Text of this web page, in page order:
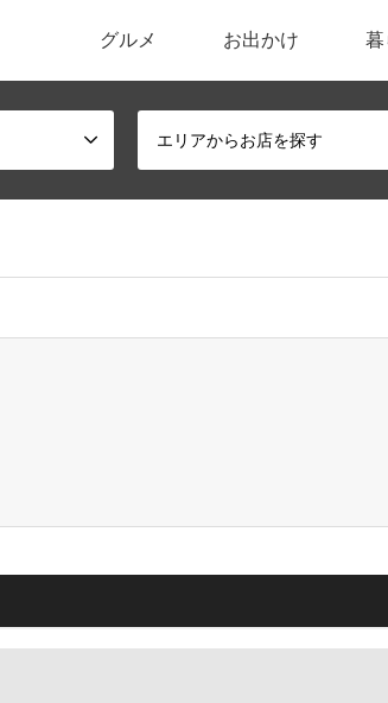
グルメ お出かけ 暮
エリアからお店を探す